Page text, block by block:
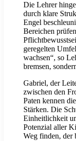
Die Lehrer
durch klare
Engel
Bereichen
geregelten
wachsen“, so
bremsen,
Gabriel, der
zwischen den
Paten kennen
Stärken. Die
Einheitlichkeit
Potenzial aller
Weg finden, der